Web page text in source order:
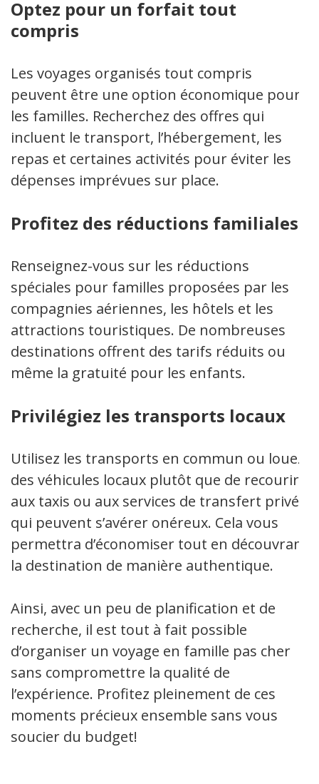
Optez pour un forfait tout
compris
Les voyages organisés tout compris
peuvent être une option économique pour
les familles. Recherchez des offres qui
incluent le transport, l’hébergement, les
repas et certaines activités pour éviter les
dépenses imprévues sur place.
Profitez des réductions familiales
Renseignez-vous sur les réductions
spéciales pour familles proposées par les
compagnies aériennes, les hôtels et les
attractions touristiques. De nombreuses
destinations offrent des tarifs réduits ou
même la gratuité pour les enfants.
Privilégiez les transports locaux
Utilisez les transports en commun ou louez
des véhicules locaux plutôt que de recourir
aux taxis ou aux services de transfert privés
qui peuvent s’avérer onéreux. Cela vous
permettra d’économiser tout en découvrant
la destination de manière authentique.
Ainsi, avec un peu de planification et de
recherche, il est tout à fait possible
d’organiser un voyage en famille pas cher
sans compromettre la qualité de
l’expérience. Profitez pleinement de ces
moments précieux ensemble sans vous
soucier du budget!